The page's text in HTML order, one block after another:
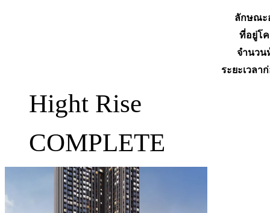
ลักษณะ
ที่อยู่โ
จำนวน
ระยะเวลา
Hight Rise
COMPLETE